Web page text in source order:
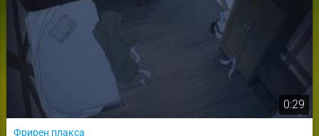
0:29
Фрирен плакса